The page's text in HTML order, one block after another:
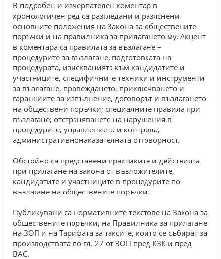
В подробен и изчерпателен коментар в
хронологичен ред са разгледани и разяснени
основните положения на Закона за обществените
поръчки и на правилника за прилагането му. Акцент
в коментара са правилата за възлагане –
процедурите за възлагане, подготовката на
процедурата, изискванията към кандидатите и
участниците, специфичните техники и инструменти
за възлагане, провеждането, приключването и
гаранциите за изпълнение, договорът и възлагането
на обществени поръчки; специалните правила при
възлагане; отстраняването на нарушения в
процедурите; управлението и контрола;
административнонаказателната отговорност.
Обстойно са представени практиките и действията
при прилагане на закона от възложителите,
кандидатите и участниците в процедурите по
възлагане на обществените поръчки.
Публикувани са нормативните текстове на Закона за
обществените поръчки, на Правилника за прилагане
на ЗОП и на Тарифата за таксите, които се събират за
производствата по гл. 27 от ЗОП пред КЗК и пред
ВАС.